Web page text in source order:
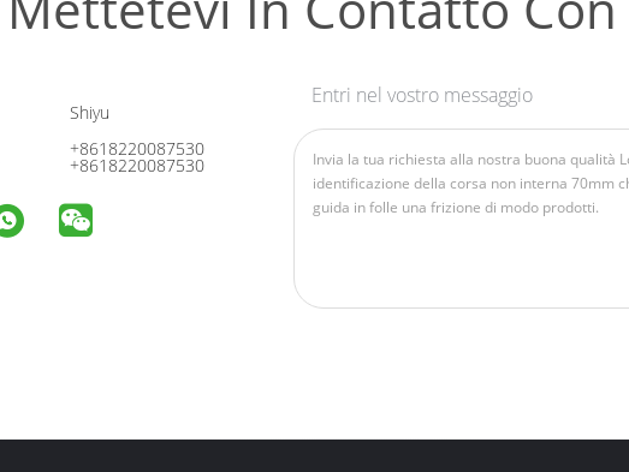
Shiyu
+8618220087530
+8618220087530
Entri nel vostro messaggio